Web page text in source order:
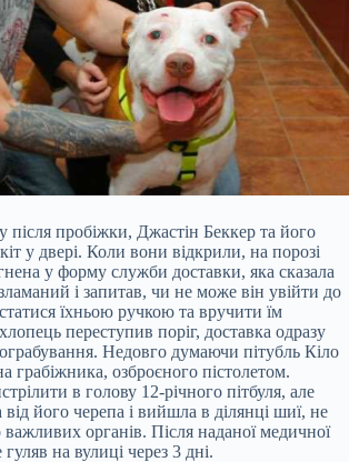
пробіжки, Джастін Беккер та його
у двері. Коли вони відкрили, на порозі
у форму служби доставки, яка сказала
і запитав, чи не може він увійти до
їхньою ручкою та вручити їм
переступив поріг, доставка одразу
Недовго думаючи пітубль Кіло
грабіжника, озброєного пістолетом.
в голову 12-річного пітбуля, але
його черепа і вийшла в ділянці шиї, не
органів. Після наданої медичної
на вулиці через 3 дні.